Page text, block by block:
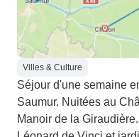
Villes & Culture
Séjour d'une semaine
Saumur. Nuitées au
Manoir de la